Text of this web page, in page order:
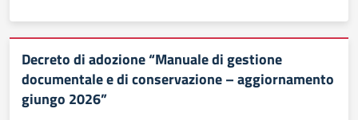
Decreto di adozione “Manuale di gestione
documentale e di conservazione – aggiornamento
giungo 2026”